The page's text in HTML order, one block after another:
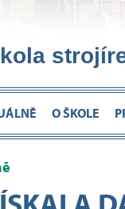
O ŠKOLE